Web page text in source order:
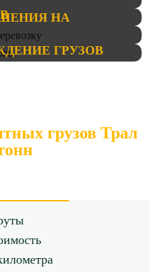
НА
ГРУЗОВ
грузов Трал